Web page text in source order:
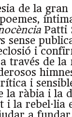
de la gran
Patti
sense
i
través de la
i
la ràbia i la
i la rebel·lia